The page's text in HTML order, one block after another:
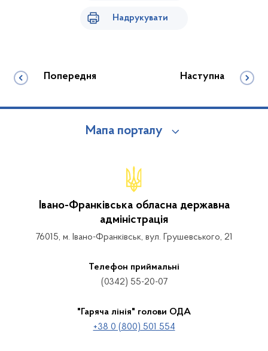
Надрукувати
Попередня Наступна
Мапа порталу
Івано-Франківська обласна державна
адміністрація
76015, м. Івано-Франківськ, вул. Грушевського, 21
Телефон приймальні
(0342) 55-20-07
"Гаряча лінія" голови ОДА
+38 0 (800) 501 554